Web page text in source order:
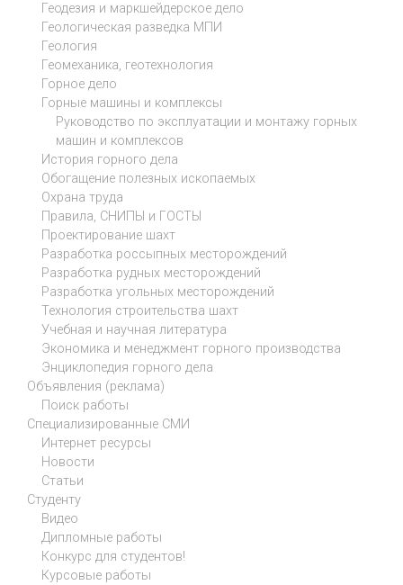
Геодезия и маркшейдерское дело
Геологическая разведка МПИ
Геология
Геомеханика, геотехнология
Горное дело
Горные машины и комплексы
Руководство по эксплуатации и монтажу горных
машин и комплексов
История горного дела
Обогащение полезных ископаемых
Охрана труда
Правила, СНИПЫ и ГОСТЫ
Проектирование шахт
Разработка россыпных месторождений
Разработка рудных месторождений
Разработка угольных месторождений
Технология строительства шахт
Учебная и научная литература
Экономика и менеджмент горного производства
Энциклопедия горного дела
Объявления (реклама)
Поиск работы
Специализированные СМИ
Интернет ресурсы
Новости
Статьи
Студенту
Видео
Дипломные работы
Конкурс для студентов!
Курсовые работы